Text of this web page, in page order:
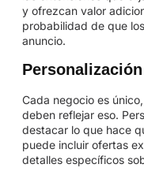
y ofrezcan valor
probabilidad de que
anuncio.
Cada negocio es
deben reflejar eso.
destacar lo que hace
puede incluir ofertas
detalles específicos